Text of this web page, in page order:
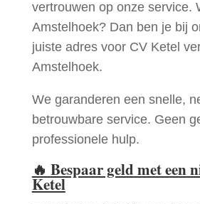
vertrouwen op onze service.
Amstelhoek? Dan ben je bij
juiste adres voor CV Ketel
Amstelhoek.
We garanderen een snelle,
betrouwbare service. Geen
professionele hulp.
🔥 Bespaar geld met een
Ketel